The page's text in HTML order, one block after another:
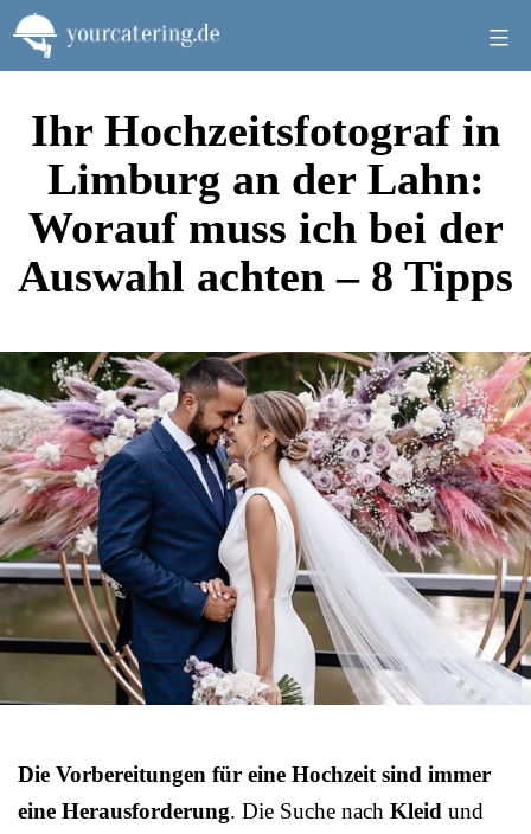
Zum
Inhalt
springen
Ihr Hochzeitsfotograf in
Limburg an der Lahn:
Worauf muss ich bei der
Auswahl achten – 8 Tipps
Die Vorbereitungen für eine Hochzeit sind immer
eine Herausforderung. Die Suche nach Kleid und